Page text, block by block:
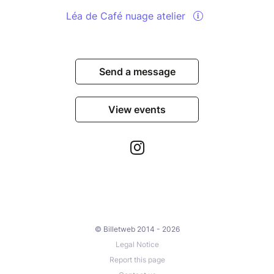
Léa de Café nuage atelier
Send a message
View events
© Billetweb 2014 - 2026
Legal Notice
Report this page